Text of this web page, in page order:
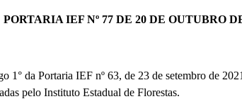
PORTARIA IEF Nº 77 DE 20 DE OUTUBRO
1° da Portaria IEF nº 63, de 23 de setembro de
pelo Instituto Estadual de Florestas.